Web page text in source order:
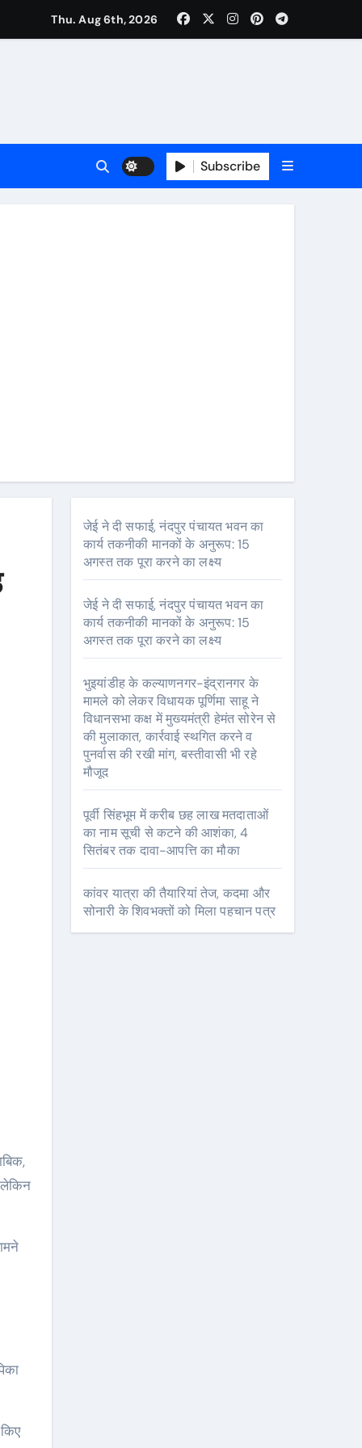
Thu. Aug 6th, 2026
Subscribe
जेई ने दी सफाई, नंदपुर पंचायत भवन का
कार्य तकनीकी मानकों के अनुरूप: 15
अगस्त तक पूरा करने का लक्ष्य
जेई ने दी सफाई, नंदपुर पंचायत भवन का
कार्य तकनीकी मानकों के अनुरूप: 15
अगस्त तक पूरा करने का लक्ष्य
भुइयांडीह के कल्याणनगर-इंद्रानगर के
मामले को लेकर विधायक पूर्णिमा साहू ने
विधानसभा कक्ष में मुख्यमंत्री हेमंत सोरेन से
की मुलाकात, कार्रवाई स्थगित करने व
पुनर्वास की रखी मांग, बस्तीवासी भी रहे
मौजूद
पूर्वी सिंहभूम में करीब छह लाख मतदाताओं
का नाम सूची से कटने की आशंका, 4
सितंबर तक दावा-आपत्ति का मौका
कांवर यात्रा की तैयारियां तेज, कदमा और
सोनारी के शिवभक्तों को मिला पहचान पत्र